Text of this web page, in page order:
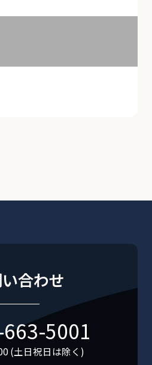
合わせ
5001
(土日祝日は除く)